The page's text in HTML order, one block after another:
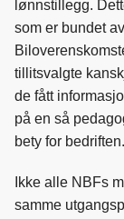
lønnstillegg.
som er bundet
tillitsvalgte
de fått
på en så
bety for
Ikke alle NBFs
samme